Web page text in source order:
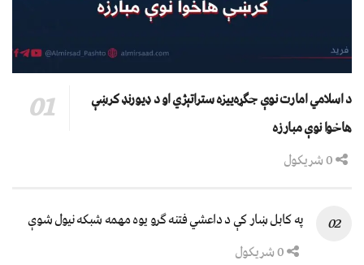
د اسلامي امارت نوې جګړه‌ییزه ستراتېژي او د ډیورنډ کرښې
هاخوا نوې مبارزه
په کابل ښار کې د داعشي فتنه ګرو يوه مهمه شبکه نيول شوې